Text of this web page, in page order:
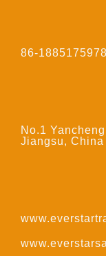
86-
No.1
Jiangsu, China